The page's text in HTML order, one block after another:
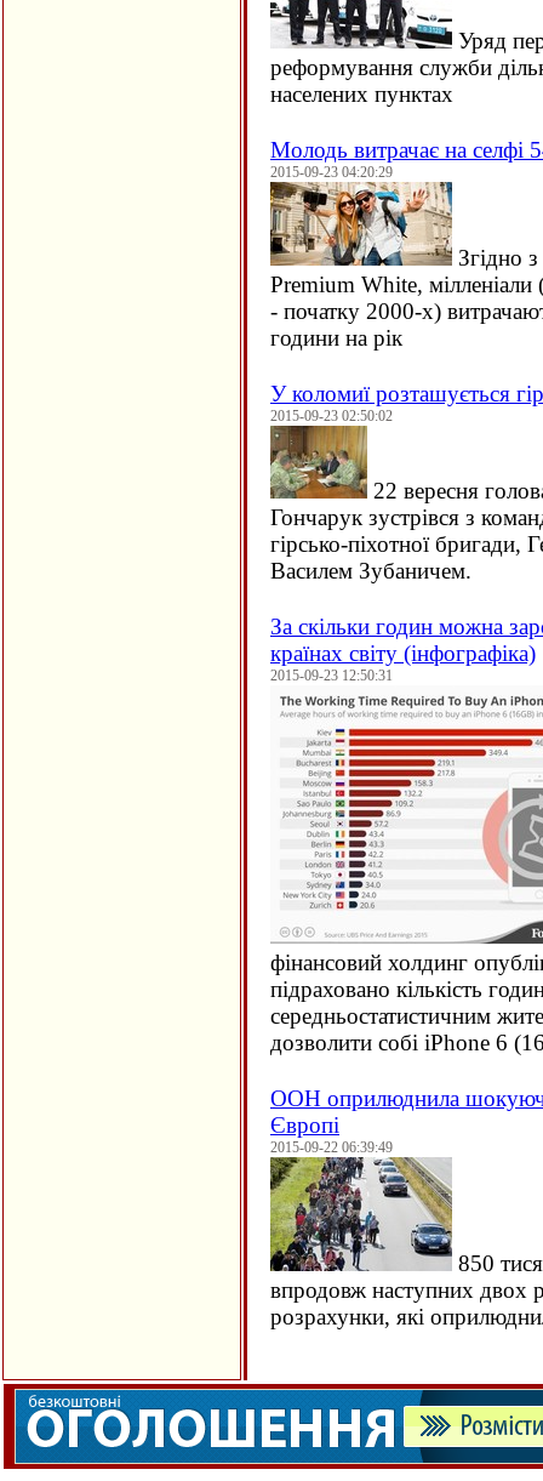
Уряд
реформування служби
населених пунктах
Молодь витрачає на селфі
2015-09-23 04:20:29
Згідно
Premium White,
- початку 2000-х)
години на рік
У коломиї розташується
2015-09-23 02:50:02
22 вересня
Гончарук зустрівся з
гірсько-піхотної бригади,
Василем Зубаничем.
За скільки годин можна
країнах світу (інфографіка)
2015-09-23 12:50:31
фінансовий холдинг
підраховано кількість
середньостатистичним
дозволити собі iPhone 6 (
ООН оприлюднила
Європі
2015-09-22 06:39:49
850
впродовж наступних двох
розрахунки, які